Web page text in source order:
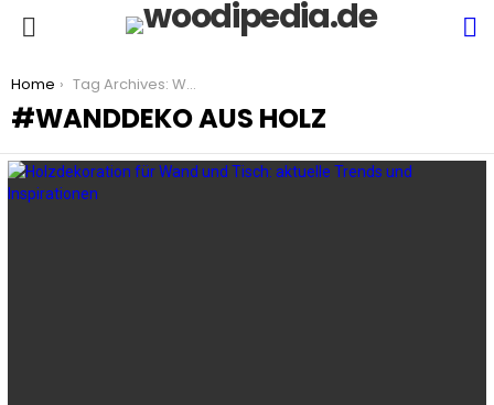
You are here:
Home Tag Archives: Wanddeko aus Holz
WANDDEKO AUS HOLZ
LATEST